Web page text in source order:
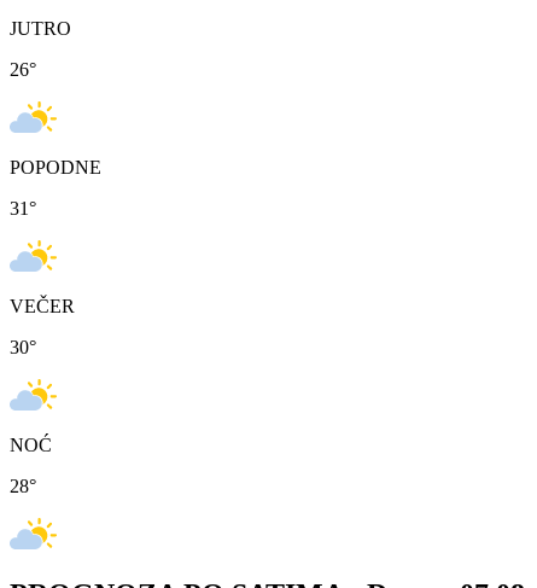
JUTRO
26°
POPODNE
31°
VEČER
30°
NOĆ
28°